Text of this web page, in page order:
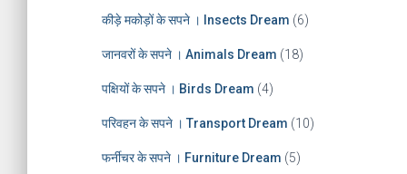
कीड़े मकोड़ों के सपने । Insects Dream (6)
जानवरों के सपने । Animals Dream (18)
पक्षियों के सपने । Birds Dream (4)
परिवहन के सपने । Transport Dream (10)
फर्नीचर के सपने । Furniture Dream (5)